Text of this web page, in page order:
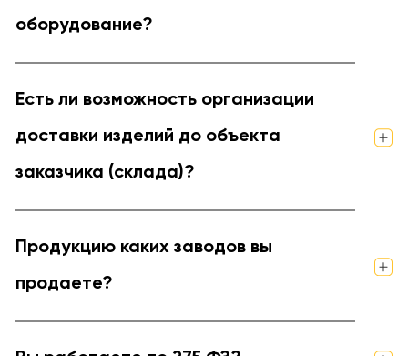
оборудование?
Есть ли возможность организации
доставки изделий до объекта
заказчика (склада)?
Продукцию каких заводов вы
продаете?